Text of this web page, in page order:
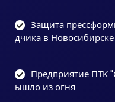
Защита
дчика в Новосибирске
Предприятие ПТК
ышло из огня